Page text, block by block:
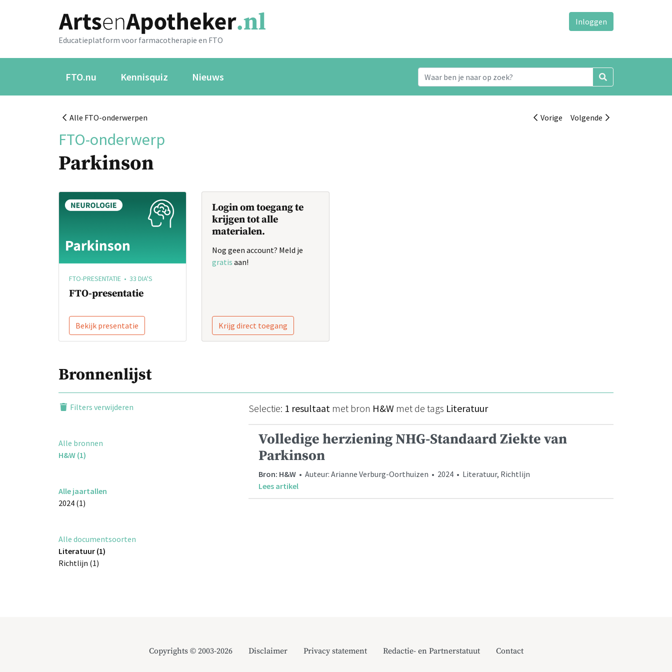
Educatieplatform voor farmacotherapie en FTO
Inloggen
FTO.nu Kennisquiz Nieuws
Alle FTO-onderwerpen Vorige Volgende
FTO-onderwerp
Parkinson
FTO-PRESENTATIE • 33 DIA'S
FTO-presentatie
Bekijk presentatie
Login om toegang te
krijgen tot alle
materialen.
Nog geen account? Meld je
gratis aan!
Krijg direct toegang
Bronnenlijst
Filters verwijderen
Alle bronnen
H&W (1)
Alle jaartallen
2024 (1)
Alle documentsoorten
Literatuur (1)
Richtlijn (1)
Selectie: 1 resultaat met bron H&W met de tags Literatuur
Volledige herziening NHG-Standaard Ziekte van
Parkinson
Bron: H&W • Auteur: Arianne Verburg-Oorthuizen • 2024 • Literatuur, Richtlijn
Lees artikel
Copyrights © 2003-2026 Disclaimer Privacy statement Redactie- en Partnerstatuut Contact